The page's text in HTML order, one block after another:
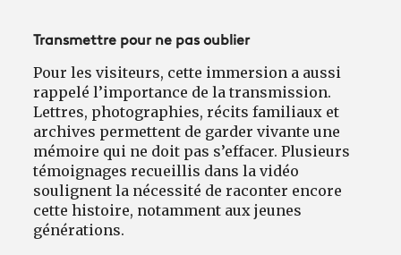
Transmettre pour ne pas oublier
Pour les visiteurs, cette immersion a aussi
rappelé l’importance de la transmission.
Lettres, photographies, récits familiaux et
archives permettent de garder vivante une
mémoire qui ne doit pas s’effacer. Plusieurs
témoignages recueillis dans la vidéo
soulignent la nécessité de raconter encore
cette histoire, notamment aux jeunes
générations.